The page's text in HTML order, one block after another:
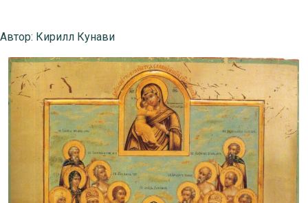
Автор: Кирилл Кунави